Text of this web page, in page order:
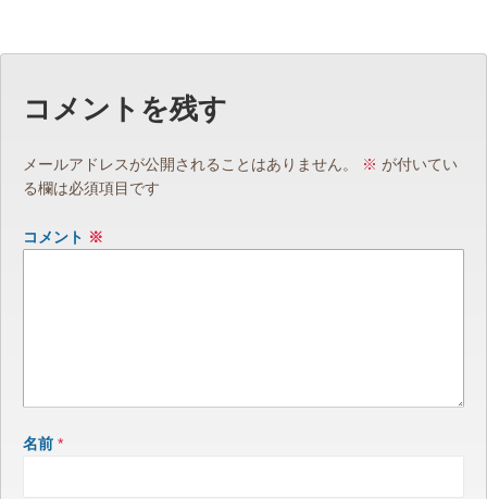
コメントを残す
メールアドレスが公開されることはありません。 ※ が付いてい
る欄は必須項目です
コメント ※
名前 *